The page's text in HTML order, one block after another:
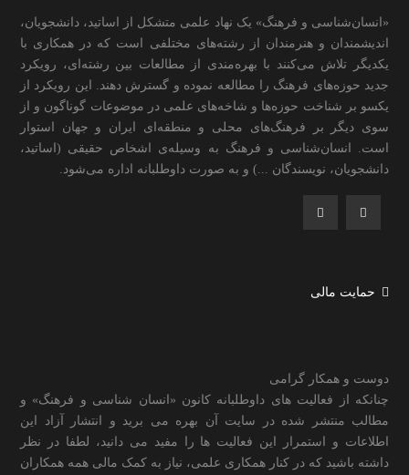
«انسان‌شناسی و فرهنگ» یک نهاد علمی متشکل از اساتید، دانشجویان،
اندیشمندان و هنرمندان از رشته‌های مختلفی است که در همکاری با
یکدیگر تلاش می‌کنند با بهره‌مندی از مطالعات بین رشته‌ای، رویکرد
جدید حوزه‌های فرهنگ را مطالعه نموده و گسترش دهند. این رویکرد از
یکسو بر شناخت حوزه‌ها و شاخه‌های علمی در موضوعات گوناگون و از
سوی دیگر بر فرهنگ‌های محلی و منطقه‌ای ایران و جهان استوار
است. انسان‌شناسی و فرهنگ به وسیله‌ی اشخاص حقیقی (اساتید،
دانشجویان، نویسندگان ...) و به صورت داوطلبانه اداره می‌شود.
حمایت مالی
دوست و همکار گرامی
چنانکه از فعالیت های داوطلبانه کانون «انسان شناسی و فرهنگ» و
مطالب منتشر شده در سایت آن بهره می برید و انتشار آزاد این
اطلاعات و استمرار این فعالیت ها را مفید می دانید، لطفا در نظر
داشته باشید که در کنار همکاری علمی، نیاز به کمک مالی همه همکاران